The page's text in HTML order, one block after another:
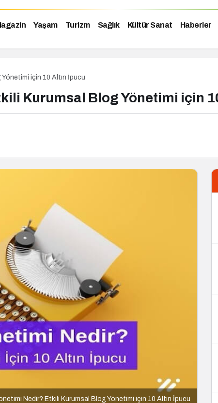
Yaşam Turizm Sağlık Kültür Sanat Haberler
için 10 Altın İpucu
Kurumsal Blog Yönetimi için
Nedir? Etkili Kurumsal Blog Yönetimi için 10 Altın İpucu